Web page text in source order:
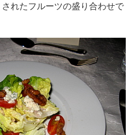
れたフルーツの盛り合わせで